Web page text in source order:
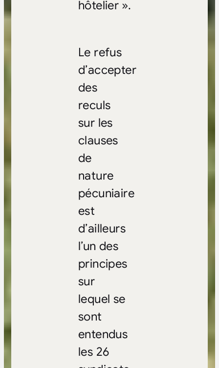
hôtelier ».
Le refus
d’accepter
des
reculs
sur les
clauses
de
nature
pécuniaire
est
d’ailleurs
l’un des
principes
sur
lequel se
sont
entendus
les 26